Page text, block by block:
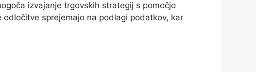
izvajanje trgovskih strategij s pomočjo
sprejemajo na podlagi podatkov, kar